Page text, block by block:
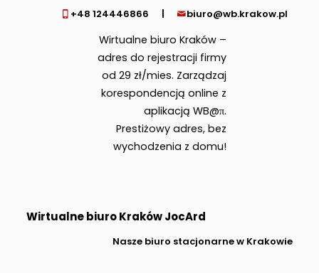
+48 124446866 | biuro@wb.krakow.pl
Wirtualne biuro Kraków –
adres do rejestracji firmy
od 29 zł/mies. Zarządzaj
korespondencją online z
aplikacją WB@π.
Prestiżowy adres, bez
wychodzenia z domu!
Wirtualne biuro Kraków JocArd
Nasze biuro stacjonarne w Krakowie